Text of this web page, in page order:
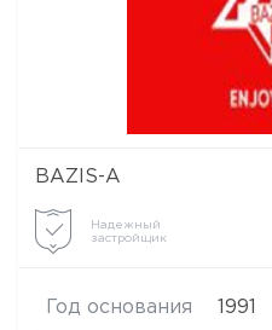
BAZIS-А
Надежный
застройщик
Год основания 1991